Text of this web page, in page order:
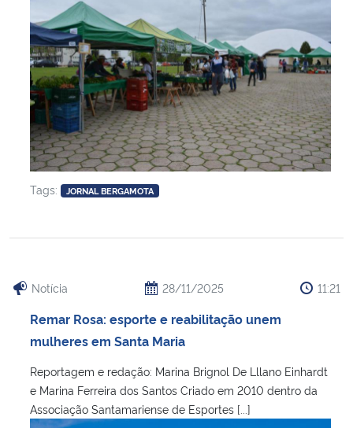
Tags: JORNAL BERGAMOTA
Notícia 28/11/2025 11:21
Remar Rosa: esporte e reabilitação unem
mulheres em Santa Maria
Reportagem e redação: Marina Brignol De Lllano Einhardt
e Marina Ferreira dos Santos Criado em 2010 dentro da
Associação Santamariense de Esportes [...]